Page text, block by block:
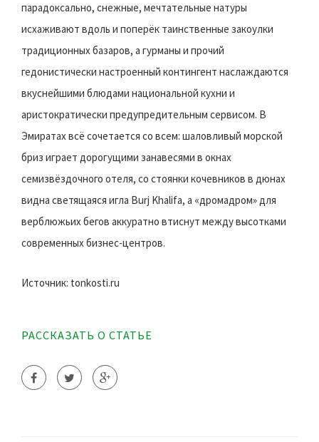
парадоксально, снежные, мечтательные натуры
исхаживают вдоль и поперёк таинственные закоулки
традиционных базаров, а гурманы и прочий
гедонистически настроенный контингент наслаждаются
вкуснейшими блюдами национальной кухни и
аристократически предупредительным сервисом. В
Эмиратах всё сочетается со всем: шаловливый морской
бриз играет дорогущими занавесями в окнах
семизвёздочного отеля, со стоянки кочевников в дюнах
видна светящаяся игла Burj Khalifa, а «дромадром» для
верблюжьих бегов аккуратно втиснут между высотками
современных бизнес-центров.
Источник: tonkosti.ru
РАССКАЗАТЬ О СТАТЬЕ